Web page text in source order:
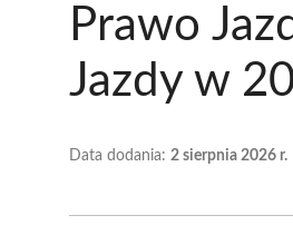
Prawo
Jazdy w
Data dodania: 2 sierpnia 2026 r.